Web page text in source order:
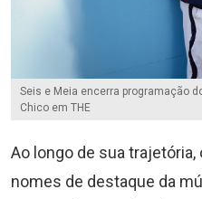
Seis e Meia encerra programação
Chico em THE
Ao longo de sua
nomes de destaque da